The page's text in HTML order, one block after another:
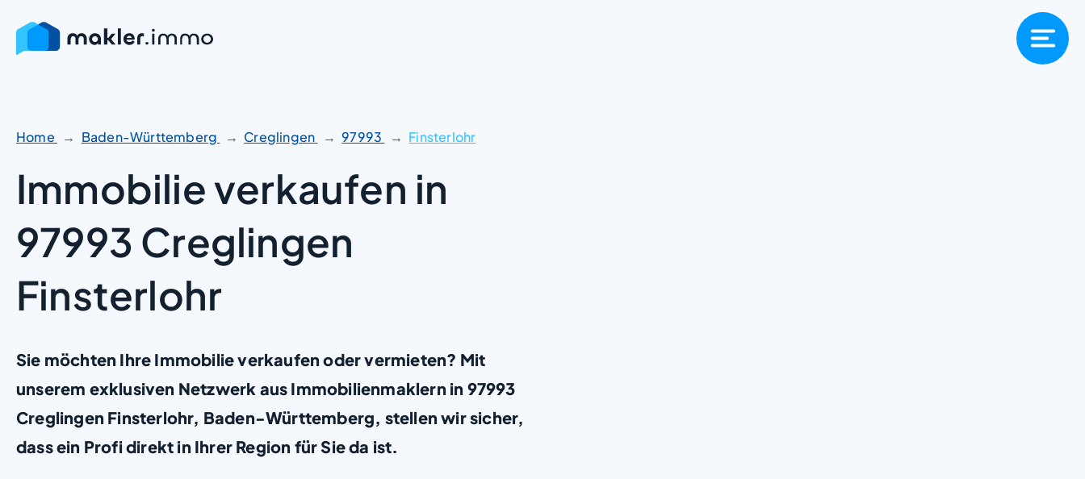
Home Baden-Württemberg Creglingen 97993 Finsterlohr
Immobilie verkaufen in
97993 Creglingen
Finsterlohr
Sie möchten Ihre Immobilie verkaufen oder vermieten? Mit
unserem exklusiven Netzwerk aus Immobilienmaklern in 97993
Creglingen Finsterlohr, Baden-Württemberg, stellen wir sicher,
dass ein Profi direkt in Ihrer Region für Sie da ist.